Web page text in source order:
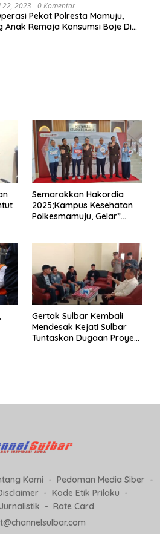
22, 2023 0 Komentar
Pekat Polresta Mamuju,
Anak Remaja Konsumsi Boje Di
Semarakkan Hakordia
2025;Kampus Kesehatan
Polkesmamuju, Gelar”
Gertak Sulbar Kembali
Mendesak Kejati Sulbar
Tuntaskan Dugaan Proyek
Kami
Pedoman Media Siber
Kode Etik Prilaku
Rate Card